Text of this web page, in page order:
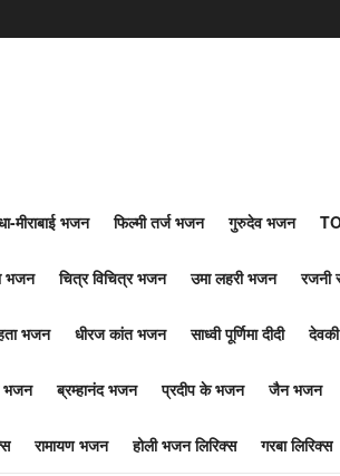
मीराबाई भजन फिल्मी तर्ज भजन गुरुदेव भजन
भजन चित्र विचित्र भजन उमा लहरी भजन रजनी
भजन धीरज कांत भजन साध्वी पूर्णिमा दीदी
भजन ब्रम्हानंद भजन प्रदीप के भजन जैन भजन
रामायण भजन होली भजन लिरिक्स गरबा लिरिक्स